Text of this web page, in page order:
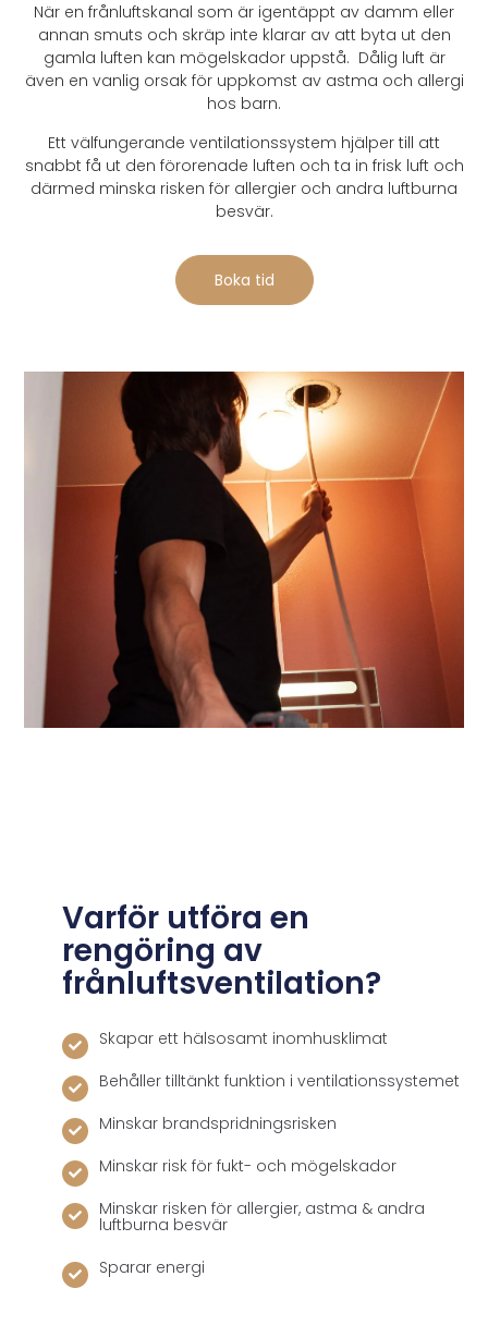
När en frånluftskanal som är igentäppt av damm eller
annan smuts och skräp inte klarar av att byta ut den
gamla luften kan mögelskador uppstå. Dålig luft är
även en vanlig orsak för uppkomst av astma och allergi
hos barn.
Ett välfungerande ventilationssystem hjälper till att
snabbt få ut den förorenade luften och ta in frisk luft och
därmed minska risken för allergier och andra luftburna
besvär.
Boka tid
Varför utföra en
rengöring av
frånluftsventilation?
Skapar ett hälsosamt inomhusklimat
Behåller tilltänkt funktion i ventilationssystemet
Minskar brandspridningsrisken
Minskar risk för fukt- och mögelskador
Minskar risken för allergier, astma & andra
luftburna besvär
Sparar energi